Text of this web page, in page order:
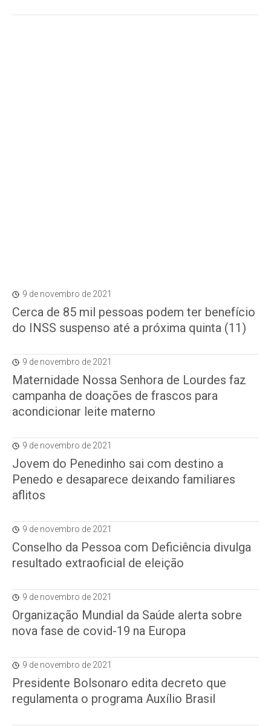
9 de novembro de 2021
Cerca de 85 mil pessoas podem ter benefício
do INSS suspenso até a próxima quinta (11)
9 de novembro de 2021
Maternidade Nossa Senhora de Lourdes faz
campanha de doações de frascos para
acondicionar leite materno
9 de novembro de 2021
Jovem do Penedinho sai com destino a
Penedo e desaparece deixando familiares
aflitos
9 de novembro de 2021
Conselho da Pessoa com Deficiência divulga
resultado extraoficial de eleição
9 de novembro de 2021
Organização Mundial da Saúde alerta sobre
nova fase de covid-19 na Europa
9 de novembro de 2021
Presidente Bolsonaro edita decreto que
regulamenta o programa Auxílio Brasil